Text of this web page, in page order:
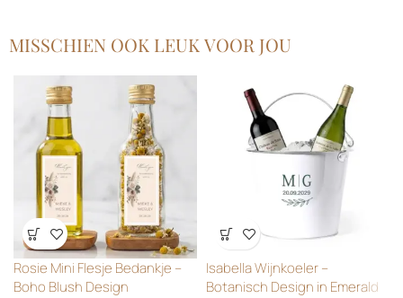
MISSCHIEN OOK LEUK VOOR JOU
Wensenlijst
Rosie Mini Flesje Bedankje –
Boho Blush Design
Wensenlijst
Isabella Wijnkoeler –
Botanisch Design in Emerald